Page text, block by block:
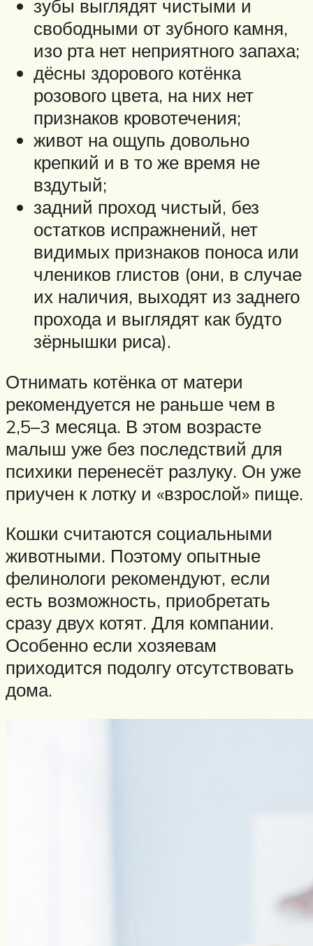
зубы выглядят чистыми и
свободными от зубного камня,
изо рта нет неприятного запаха;
дёсны здорового котёнка
розового цвета, на них нет
признаков кровотечения;
живот на ощупь довольно
крепкий и в то же время не
вздутый;
задний проход чистый, без
остатков испражнений, нет
видимых признаков поноса или
члеников глистов (они, в случае
их наличия, выходят из заднего
прохода и выглядят как будто
зёрнышки риса).
Отнимать котёнка от матери
рекомендуется не раньше чем в
2,5–3 месяца. В этом возрасте
малыш уже без последствий для
психики перенесёт разлуку. Он уже
приучен к лотку и «взрослой» пище.
Кошки считаются социальными
животными. Поэтому опытные
фелинологи рекомендуют, если
есть возможность, приобретать
сразу двух котят. Для компании.
Особенно если хозяевам
приходится подолгу отсутствовать
дома.